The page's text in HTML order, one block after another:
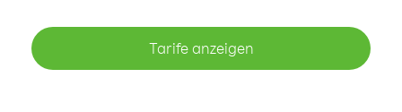
Tarife anzeigen